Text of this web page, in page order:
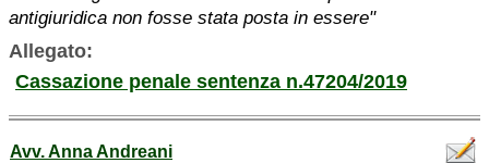
antigiuridica non fosse stata posta in essere"
Allegato:
Cassazione penale sentenza n.47204/2019
Avv. Anna Andreani